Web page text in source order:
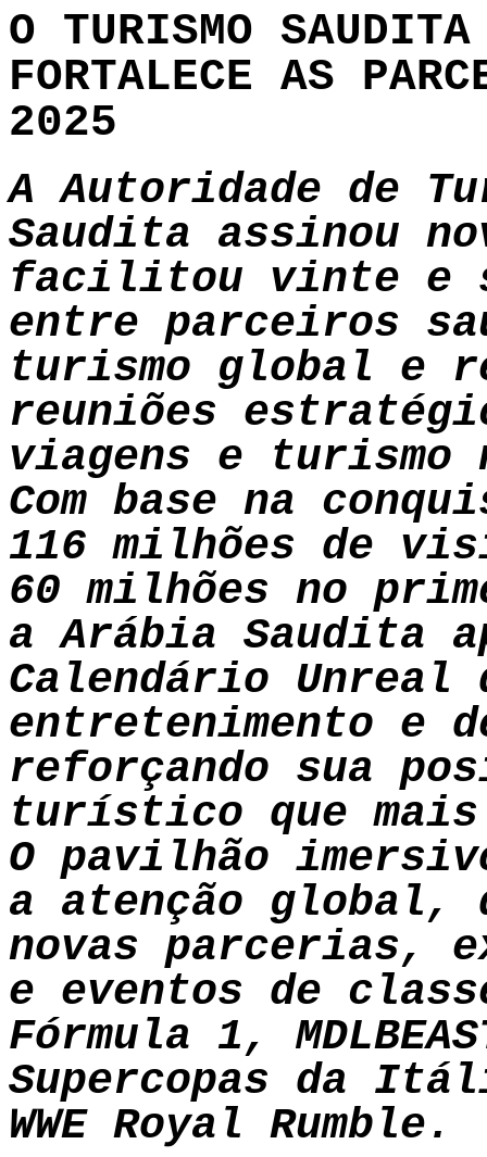
O TURISMO
FORTALECE AS
2025
A Autoridade de
Saudita assinou
facilitou vinte e
entre parceiros
turismo global e
reuniões
viagens e turismo
Com base na
116 milhões de
60 milhões no
a Arábia Saudita
Calendário Unreal
entretenimento e
reforçando sua
turístico que mais
O pavilhão
a atenção global,
novas parcerias,
e eventos de
Fórmula 1,
Supercopas da
WWE Royal Rumble.